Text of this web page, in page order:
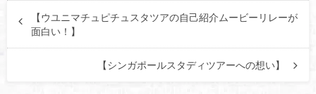
【ウユニマチュピチュスタツアの自己紹介ムービーリレーが
面白い！】
【シンガポールスタディツアーへの想い】